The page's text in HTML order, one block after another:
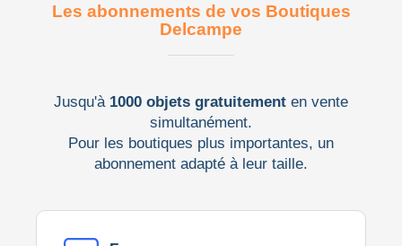
Les abonnements de vos Boutiques
Delcampe
Jusqu'à 1000 objets gratuitement en vente
simultanément.
Pour les boutiques plus importantes, un
abonnement adapté à leur taille.